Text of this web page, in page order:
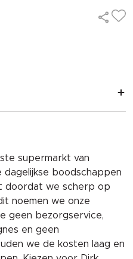
supermarkt van
dagelijkse boodschappen
doordat we scherp op
noemen we onze
geen bezorgservice,
en geen
we de kosten laag en